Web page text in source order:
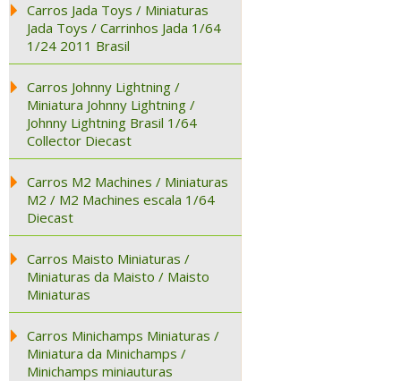
Carros Jada Toys / Miniaturas
Jada Toys / Carrinhos Jada 1/64
1/24 2011 Brasil
Carros Johnny Lightning /
Miniatura Johnny Lightning /
Johnny Lightning Brasil 1/64
Collector Diecast
Carros M2 Machines / Miniaturas
M2 / M2 Machines escala 1/64
Diecast
Carros Maisto Miniaturas /
Miniaturas da Maisto / Maisto
Miniaturas
Carros Minichamps Miniaturas /
Miniatura da Minichamps /
Minichamps miniauturas